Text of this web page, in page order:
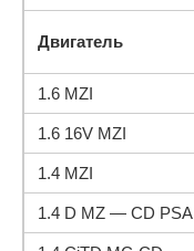
Двигатель
1.6 MZI
1.6 16V MZI
1.4 MZI
1.4 D MZ — CD PSA